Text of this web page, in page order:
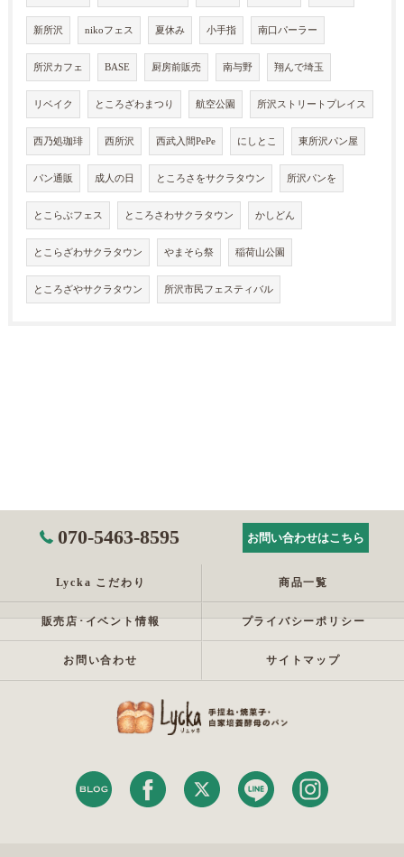
新所沢 nikoフェス 夏休み 小手指 南口パーラー
所沢カフェ BASE 厨房前販売 南与野 翔んで埼玉
リベイク ところざわまつり 航空公園 所沢ストリートプレイス
西乃処珈琲 西所沢 西武入間PePe にしとこ 東所沢パン屋
パン通販 成人の日 ところさをサクラタウン 所沢パンを
とこらぶフェス ところさわサクラタウン かしどん
とこらざわサクラタウン やまそら祭 稲荷山公園
ところざやサクラタウン 所沢市民フェスティバル
070-5463-8595 お問い合わせはこちら
Lycka こだわり 商品一覧
販売店･イベント情報 プライバシーポリシー
お問い合わせ サイトマップ